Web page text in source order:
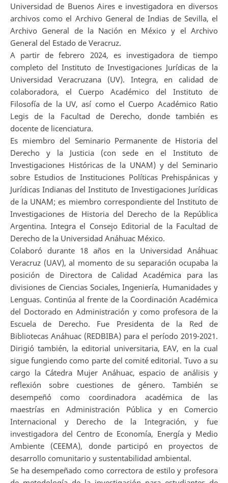
Universidad de Buenos Aires e investigadora en diversos
archivos como el Archivo General de Indias de Sevilla, el
Archivo General de la Nación en México y el Archivo
General del Estado de Veracruz.
A partir de febrero 2024, es investigadora de tiempo
completo del Instituto de Investigaciones Jurídicas de la
Universidad Veracruzana (UV). Integra, en calidad de
colaboradora, el Cuerpo Académico del Instituto de
Filosofía de la UV, así como el Cuerpo Académico Ratio
Legis de la Facultad de Derecho, donde también es
docente de licenciatura.
Es miembro del Seminario Permanente de Historia del
Derecho y la Justicia (con sede en el Instituto de
Investigaciones Históricas de la UNAM) y del Seminario
sobre Estudios de Instituciones Políticas Prehispánicas y
Jurídicas Indianas del Instituto de Investigaciones Jurídicas
de la UNAM; es miembro correspondiente del Instituto de
Investigaciones de Historia del Derecho de la República
Argentina. Integra el Consejo Editorial de la Facultad de
Derecho de la Universidad Anáhuac México.
Colaboró durante 18 años en la Universidad Anáhuac
Veracruz (UAV), al momento de su separación ocupaba la
posición de Directora de Calidad Académica para las
divisiones de Ciencias Sociales, Ingeniería, Humanidades y
Lenguas. Continúa al frente de la Coordinación Académica
del Doctorado en Administración y como profesora de la
Escuela de Derecho. Fue Presidenta de la Red de
Bibliotecas Anáhuac (REDBIBA) para el período 2019-2021.
Dirigió también, la editorial universitaria, EAV, en la cual
sigue fungiendo como parte del comité editorial. Tuvo a su
cargo la Cátedra Mujer Anáhuac, espacio de análisis y
reflexión sobre cuestiones de género. También se
desempeñó como coordinadora académica de las
maestrías en Administración Pública y en Comercio
Internacional y Derecho de la Integración, y fue
investigadora del Centro de Economía, Energía y Medio
Ambiente (CEEMA), donde participó en proyectos de
desarrollo comunitario y sustentabilidad ambiental.
Se ha desempeñado como correctora de estilo y profesora